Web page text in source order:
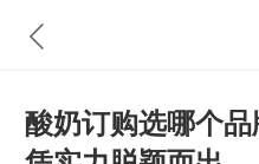
酸奶订购选哪个